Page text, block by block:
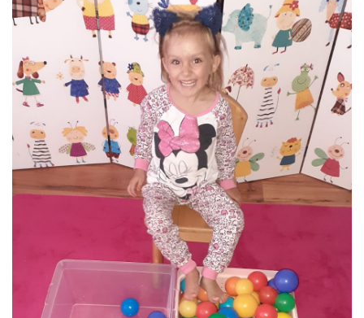
NOVINKY ZE ŠKOLSTVÍ 2025
ROČNÍ PLÁN - INSPIRACE /DLE NOVÉHO RVP PV 2025
VZDĚLÁVACÍ BLOK ZÁŘÍ
VZDĚLÁVACÍ BLOK ŘÍJEN
VZDĚLÁVACÍ BLOK LISTOPAD
VZDĚLÁVACÍ BLOK PROSINEC